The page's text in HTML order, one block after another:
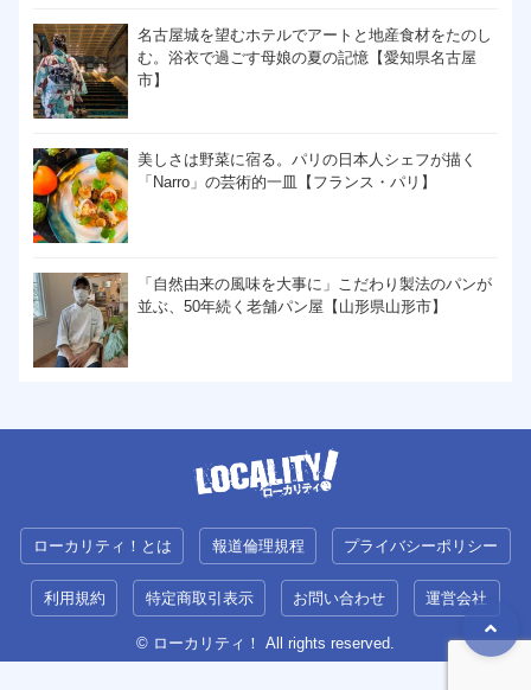
名古屋城を望むホテルでアートと地産食材をたのし
む。浴衣で過ごす母娘の夏の記憶【愛知県名古屋
市】
美しさは野菜に宿る。パリの日本人シェフが描く
「Narro」の芸術的一皿【フランス・パリ】
「自然由来の風味を大事に」こだわり製法のパンが
並ぶ、50年続く老舗パン屋【山形県山形市】
ローカリティ！とは 報道倫理規程 プライバシーポリシー
利用規約 特定商取引表示 お問い合わせ 運営会社
© ローカリティ！ All rights reserved.